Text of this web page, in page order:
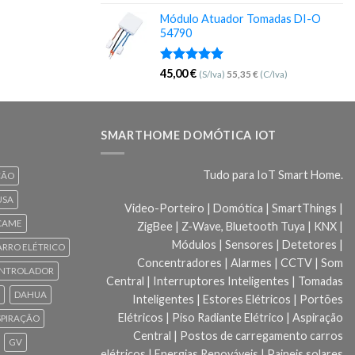
Módulo Atuador Tomadas DI-O
54790
Avaliação
45,00€ (S/Iva) 55,35 € (C/Iva)
ELÉTRICO
DAHUA
GV
SMARTHOME DOMÓTICA IOT
Tudo para IoT Smart Home.
Video-Porteiro | Domótica | SmartThings |
ZigBee | Z-Wave, Bluetooth Tuya | KNX |
Módulos | Sensores | Detetores |
Concentradores | Alarmes | CCTV | Som
Central | Interruptores Inteligentes | Tomadas
Inteligentes | Estores Elétricos | Portões
Elétricos | Piso Radiante Elétrico | Aspiração
Central | Postos de carregamento carros